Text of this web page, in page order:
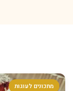
מתכונים לעוגות